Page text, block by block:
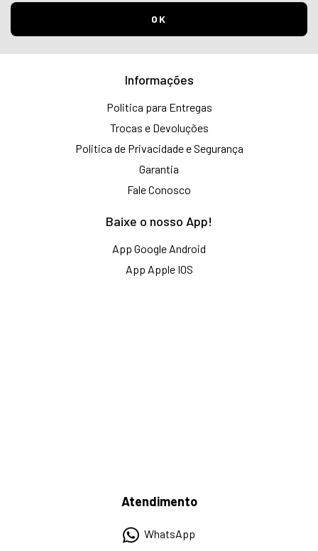
Informações
Politica para Entregas
Trocas e Devoluções
Politica de Privacidade e Segurança
Garantia
Fale Conosco
Baixe o nosso App!
App Google Android
App Apple IOS
Atendimento
WhatsApp